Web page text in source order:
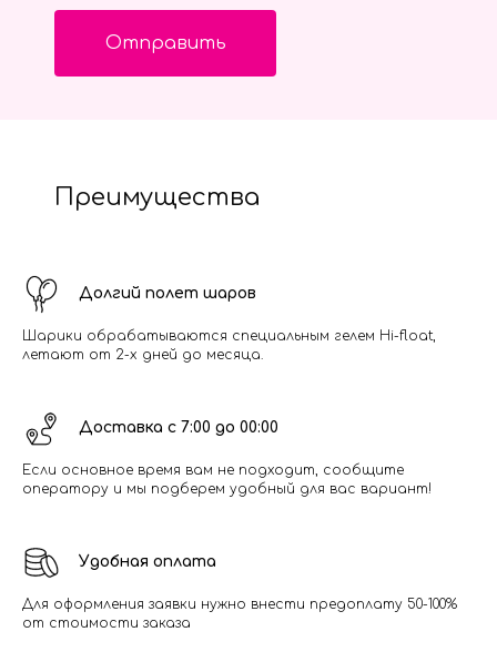
Отправить
Преимущества
Долгий полет шаров
Шарики обрабатываются специальным гелем Hi-float,
летают от 2-х дней до месяца.
Доставка с 7:00 до 00:00
Если основное время вам не подходит, сообщите
оператору и мы подберем удобный для вас вариант!
Удобная оплата
Для оформления заявки нужно внести предоплату 50-100%
от стоимости заказа